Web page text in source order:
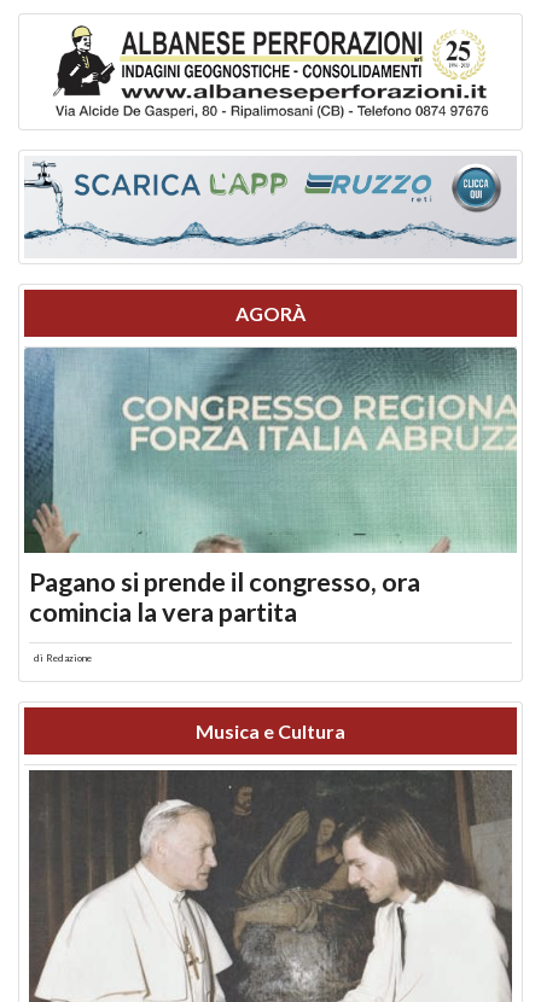
AGORÀ
Pagano si prende il congresso, ora
comincia la vera partita
di Redazione
Musica e Cultura